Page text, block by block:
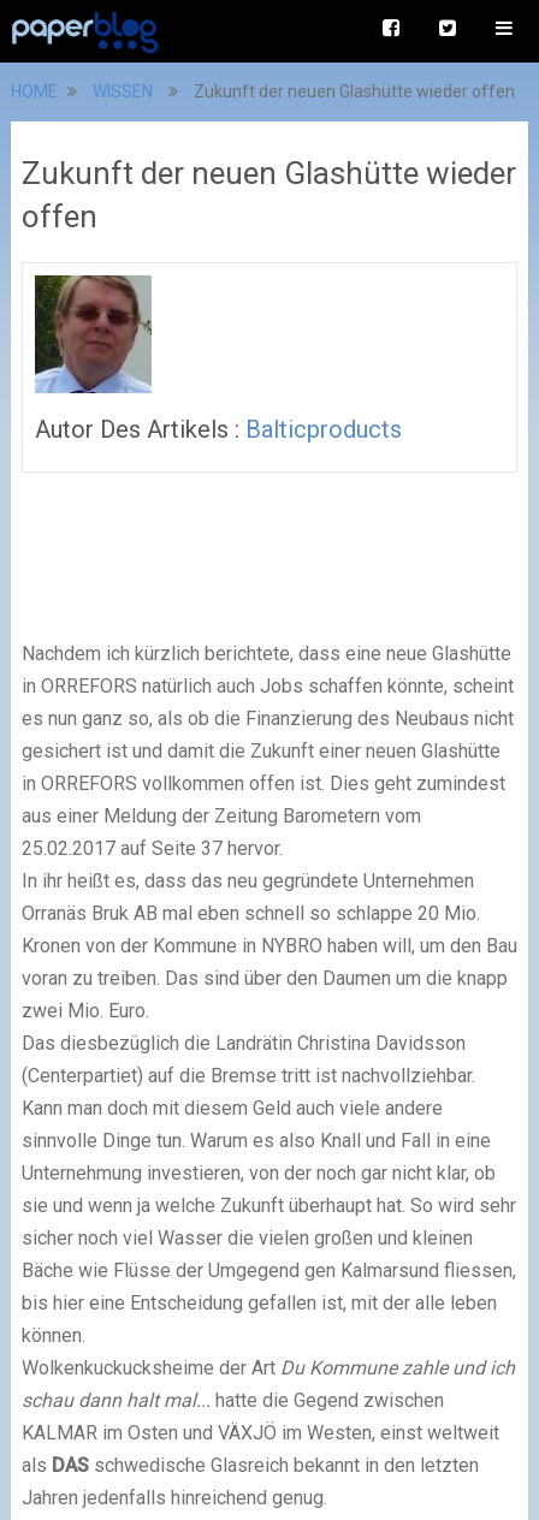
HOME WISSEN Zukunft der neuen Glashütte wieder offen
Zukunft der neuen Glashütte wieder
offen
Autor Des Artikels : Balticproducts
Nachdem ich kürzlich berichtete, dass eine neue Glashütte
in ORREFORS natürlich auch Jobs schaffen könnte, scheint
es nun ganz so, als ob die Finanzierung des Neubaus nicht
gesichert ist und damit die Zukunft einer neuen Glashütte
in ORREFORS vollkommen offen ist. Dies geht zumindest
aus einer Meldung der Zeitung Barometern vom
25.02.2017 auf Seite 37 hervor.
In ihr heißt es, dass das neu gegründete Unternehmen
Orranäs Bruk AB mal eben schnell so schlappe 20 Mio.
Kronen von der Kommune in NYBRO haben will, um den Bau
voran zu treiben. Das sind über den Daumen um die knapp
zwei Mio. Euro.
Das diesbezüglich die Landrätin Christina Davidsson
(Centerpartiet) auf die Bremse tritt ist nachvollziehbar.
Kann man doch mit diesem Geld auch viele andere
sinnvolle Dinge tun. Warum es also Knall und Fall in eine
Unternehmung investieren, von der noch gar nicht klar, ob
sie und wenn ja welche Zukunft überhaupt hat. So wird sehr
sicher noch viel Wasser die vielen großen und kleinen
Bäche wie Flüsse der Umgegend gen Kalmarsund fliessen,
bis hier eine Entscheidung gefallen ist, mit der alle leben
können.
Wolkenkuckucksheime der Art Du Kommune zahle und ich
schau dann halt mal... hatte die Gegend zwischen
KALMAR im Osten und VÄXJÖ im Westen, einst weltweit
als DASschwedische Glasreich bekannt in den letzten
Jahren jedenfalls hinreichend genug.